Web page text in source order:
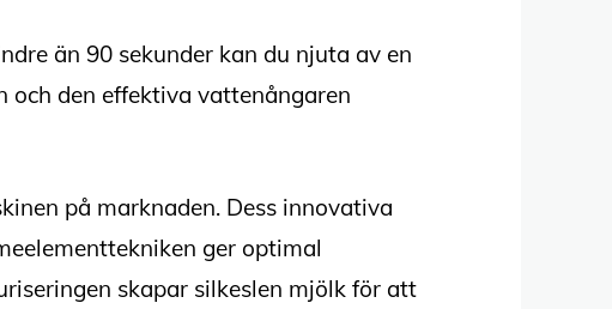
än 90 sekunder kan du njuta av en
och den effektiva vattenångaren
på marknaden. Dess innovativa
ger optimal
skapar silkeslen mjölk för att